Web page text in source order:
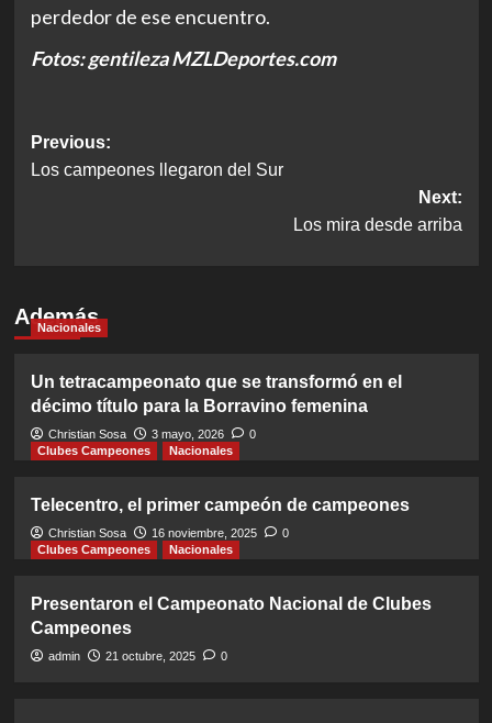
perdedor de ese encuentro.
Fotos: gentileza MZLDeportes.com
Post
navigation
Previous:
Los campeones llegaron del Sur
Next:
Los mira desde arriba
Además
Nacionales
Un tetracampeonato que se transformó en el
décimo título para la Borravino femenina
Christian Sosa 3 mayo, 2026
0
Clubes Campeones
Nacionales
Telecentro, el primer campeón de campeones
Christian Sosa 16 noviembre, 2025
0
Clubes Campeones
Nacionales
Presentaron el Campeonato Nacional de Clubes
Campeones
admin 21 octubre, 2025 0